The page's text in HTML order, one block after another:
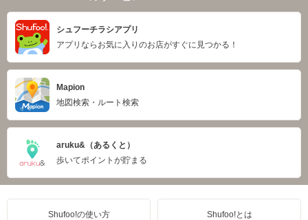
シュフーチラシアプリ
アプリならお気に入りのお店がすぐに見つかる！
Mapion
地図検索・ルート検索
aruku&（あるくと）
歩いてポイントが貯まる
Shufoo!の使い方 Shufoo!とは